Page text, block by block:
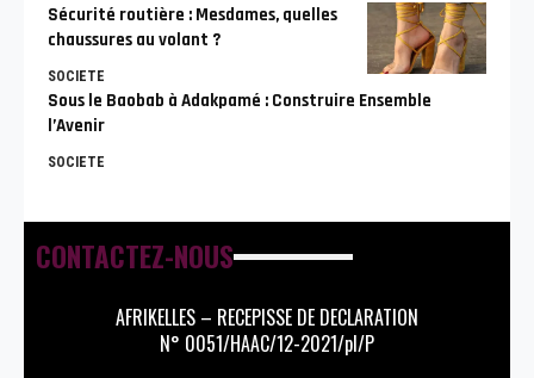
Sécurité routière : Mesdames, quelles
chaussures au volant ?
SOCIETE
Sous le Baobab à Adakpamé : Construire Ensemble
l’Avenir
SOCIETE
CONTACTEZ-NOUS
AFRIKELLES – RECEPISSE DE DECLARATION
N° 0051/HAAC/12-2021/pl/P